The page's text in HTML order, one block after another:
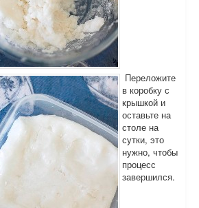
Переложите
в коробку с
крышкой и
оставьте на
столе на
сутки, это
нужно, чтобы
процесс
завершился.